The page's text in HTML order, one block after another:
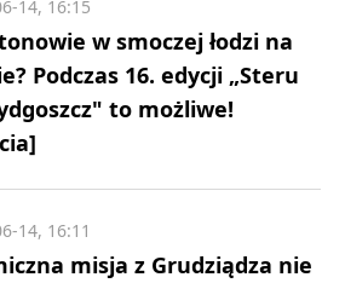
w smoczej łodzi na
Podczas 16. edycji „Steru
to możliwe!
14, 16:15
misja z Grudziądza nie
14, 16:11